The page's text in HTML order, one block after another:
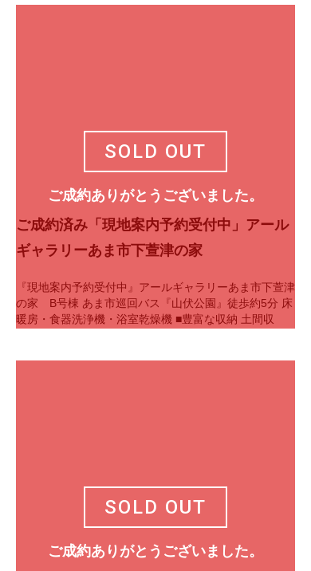
SOLD OUT
ご成約ありがとうございました。
ご成約済み「現地案内予約受付中」アール
ギャラリーあま市下萱津の家
『現地案内予約受付中』アールギャラリーあま市下萱津
の家 B号棟 あま市巡回バス『山伏公園』徒歩約5分 床
暖房・食器洗浄機・浴室乾燥機 ■豊富な収納 土間収
SOLD OUT
ご成約ありがとうございました。